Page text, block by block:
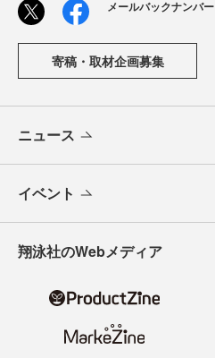
メールバックナンバー
寄稿・取材企画募集
ニュース
イベント
翔泳社のWebメディア